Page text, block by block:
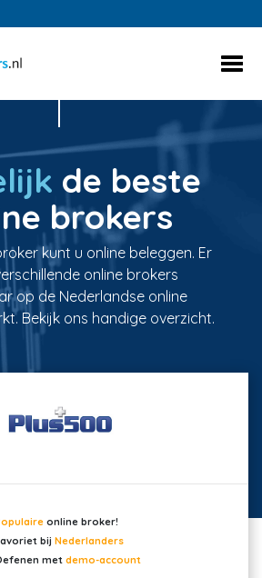
de beste
brokers
kunt u online beleggen. Er
online brokers
op de Nederlandse online
Bekijk ons handige overzicht.
online broker!
bij Nederlanders
met demo-account